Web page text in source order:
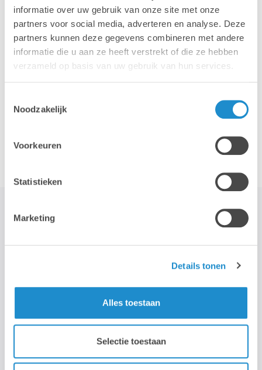
informatie over uw gebruik van onze site met onze
partners voor social media, adverteren en analyse. Deze
partners kunnen deze gegevens combineren met andere
informatie die u aan ze heeft verstrekt of die ze hebben
verzameld op basis van uw gebruik van hun services.
Noodzakelijk
Voorkeuren
Statistieken
Marketing
Details tonen
Alles toestaan
Selectie toestaan
iPhone iPad
STAY TUNED!
Wij gebruiken je e-mailadres enkel om onze maandelijkse
nieuwsbrief te kunnen mailen. We geven dit adres niet door aan
derden, en houden het bij zolang je je niet uitschrijft.